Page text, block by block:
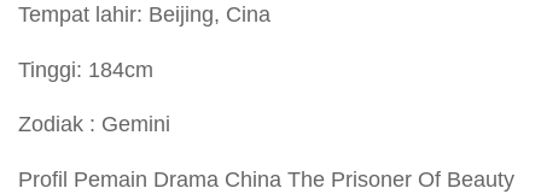
Tempat lahir: Beijing, Cina
Tinggi: 184cm
Zodiak : Gemini
Profil Pemain Drama China The Prisoner Of Beauty